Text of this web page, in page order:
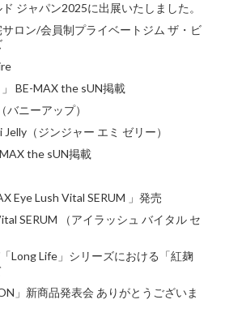
ジャパン2025に出展いたしました。
ロン/会員制プライベートジム ザ・ビ
BE-MAX the sUN掲載
ニーアップ）
（ジンジャー エミ ゼリー）
the sUN掲載
Eye Lush Vital SERUM 」発売
SERUM （アイラッシュ バイタル セ
「Long Life」シリーズにおける「紅麹
」新商品発表会 ありがとうございま